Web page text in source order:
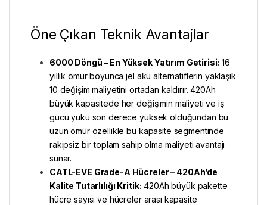
Öne Çıkan Teknik Avantajlar
6000 Döngü – En Yüksek Yatırım Getirisi: 16
yıllık ömür boyunca jel akü alternatiflerin yaklaşık
10 değişim maliyetini ortadan kaldırır. 420Ah
büyük kapasitede her değişimin maliyeti ve iş
gücü yükü son derece yüksek olduğundan bu
uzun ömür özellikle bu kapasite segmentinde
rakipsiz bir toplam sahip olma maliyeti avantajı
sunar.
CATL-EVE Grade-A Hücreler – 420Ah’de
Kalite Tutarlılığı Kritik: 420Ah büyük pakette
hücre sayısı ve hücreler arası kapasite